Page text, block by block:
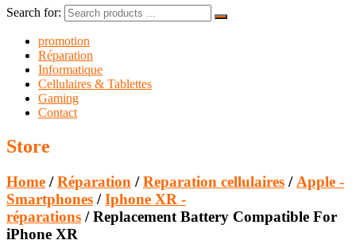
Search for:
promotion
Réparation
Informatique
Cellulaires & Tablettes
Gaming
Contact
Store
Home /Réparation /Reparation cellulaires / Apple -
Smartphones /Iphone XR -
réparations / Replacement Battery Compatible For
iPhone XR